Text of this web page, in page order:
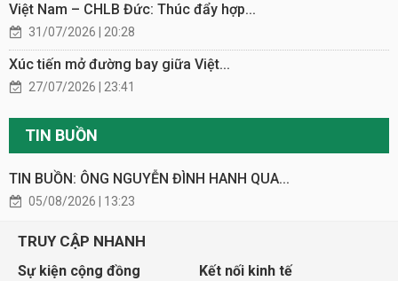
Việt Nam – CHLB Đức: Thúc đẩy hợp...
31/07/2026 | 20:28
Xúc tiến mở đường bay giữa Việt...
27/07/2026 | 23:41
TIN BUỒN
TIN BUỒN: ÔNG NGUYỄN ĐÌNH HANH QUA...
05/08/2026 | 13:23
TRUY CẬP NHANH
Sự kiện cộng đồng
Kết nối kinh tế